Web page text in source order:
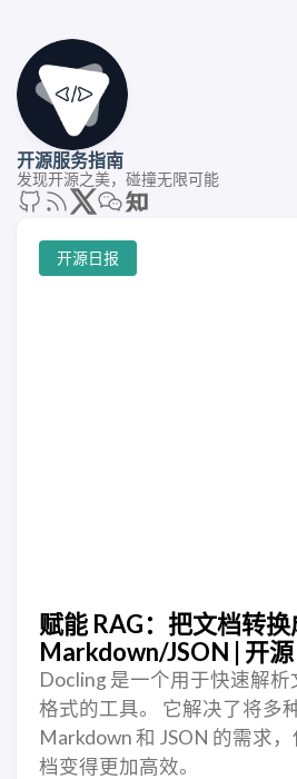
开源服务指南
发现开源之美，碰撞无限可能
开源日报
赋能 RAG：把文档转换
Markdown/JSON | 开
Docling 是一个用于快速解
格式的工具。 它解决了将多
Markdown 和 JSON 的需求
档变得更加高效。